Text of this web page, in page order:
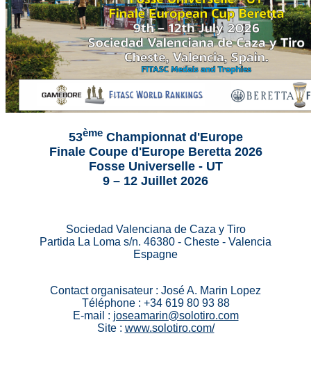
53èmeChampionnat d'Europe
Finale Coupe d'Europe Beretta 2026
Fosse Universelle - UT
9 – 12 Juillet 2026
Sociedad Valenciana de Caza y Tiro
Partida La Loma s/n. 46380 - Cheste - Valencia
Espagne
Contact organisateur : José A. Marin Lopez
Téléphone : +34 619 80 93 88
E-mail : joseamarin@solotiro.com
Site : www.solotiro.com/